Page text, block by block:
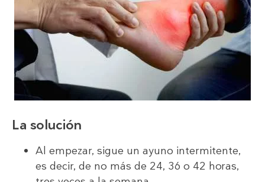
La solución
Al empezar, sigue un ayuno intermitente,
es decir, de no más de 24, 36 o 42 horas,